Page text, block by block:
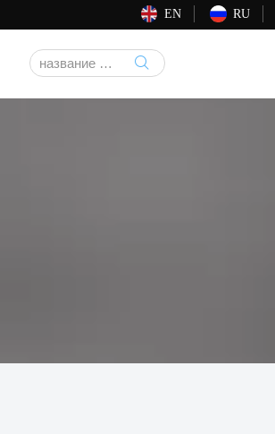
EN RU
